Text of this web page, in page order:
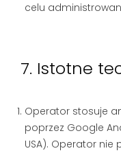
celu
7. Istotne
Operator stosuje
poprzez Google
USA). Operator nie